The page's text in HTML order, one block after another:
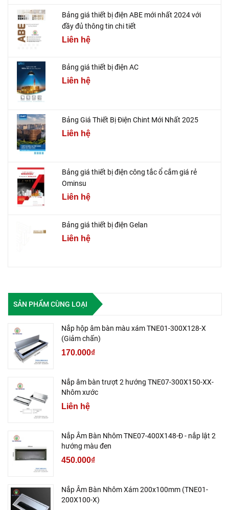
Bảng giá thiết bị điện ABE mới nhất 2024 với
đầy đủ thông tin chi tiết
Liên hệ
Bảng giá thiết bị điện AC
Liên hệ
Bảng Giá Thiết Bị Điện Chint Mới Nhất 2025
Liên hệ
Bảng giá thiết bị điện công tắc ổ cắm giá rẻ
Ominsu
Liên hệ
Bảng giá thiết bị điện Gelan
Liên hệ
SẢN PHẨM CÙNG LOẠI
Nắp hộp âm bàn màu xám TNE01-300X128-X
(Giảm chấn)
170.000₫
Nắp âm bàn trượt 2 hướng TNE07-300X150-XX-
Nhôm xước
Liên hệ
Nắp Âm Bàn Nhôm TNE07-400X148-Đ - nắp lật 2
hướng màu đen
450.000₫
Nắp Âm Bàn Nhôm Xám 200x100mm (TNE01-
200X100-X)